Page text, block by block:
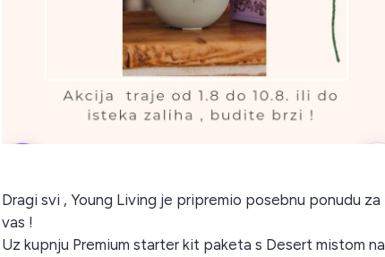
Dragi svi , Young Living je pripremio posebnu ponudu za
vas !
Uz kupnju Premium starter kit paketa s Desert mistom na